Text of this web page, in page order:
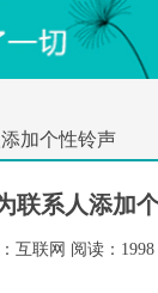
加个性铃声
联系人添加
互联网 阅读：1998